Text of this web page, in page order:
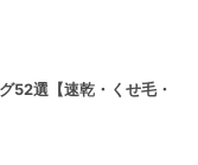
52選【速乾・くせ毛・